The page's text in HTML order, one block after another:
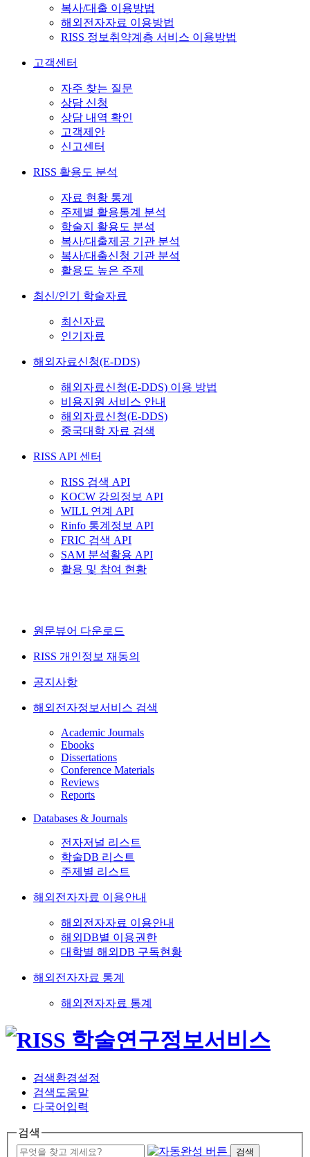
복사/대출 이용방법
해외전자자료 이용방법
RISS 정보취약계층 서비스 이용방법
고객센터
자주 찾는 질문
상담 신청
상담 내역 확인
고객제안
신고센터
RISS 활용도 분석
자료 현황 통계
주제별 활용통계 분석
학술지 활용도 분석
복사/대출제공 기관 분석
복사/대출신청 기관 분석
활용도 높은 주제
최신/인기 학술자료
최신자료
인기자료
해외자료신청(E-DDS)
해외자료신청(E-DDS) 이용 방법
비용지원 서비스 안내
해외자료신청(E-DDS)
중국대학 자료 검색
RISS API 센터
RISS 검색 API
KOCW 강의정보 API
WILL 연계 API
Rinfo 통계정보 API
FRIC 검색 API
SAM 분석활용 API
활용 및 참여 현황
원문뷰어 다운로드
RISS 개인정보 재동의
공지사항
해외전자정보서비스 검색
Academic Journals
Ebooks
Dissertations
Conference Materials
Reviews
Reports
Databases & Journals
전자저널 리스트
학술DB 리스트
주제별 리스트
해외전자자료 이용안내
해외전자자료 이용안내
해외DB별 이용권한
대학별 해외DB 구독현황
해외전자자료 통계
해외전자자료 통계
검색환경설정
검색도움말
다국어입력
검색
검색